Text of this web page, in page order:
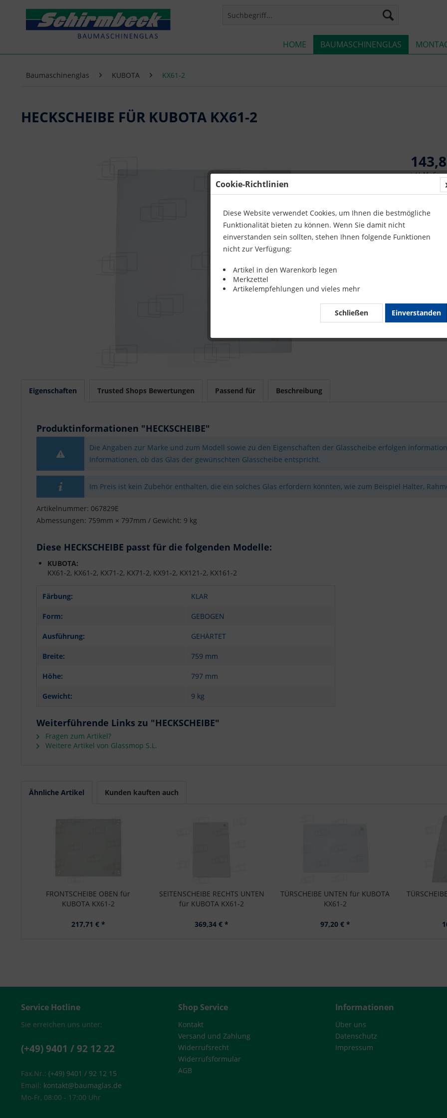
HOME BAUMASCHINENGLAS
Baumaschinenglas KUBOTA KX61-2
HECKSCHEIBE FÜR KUBOTA KX61-2
inkl. MwSt.
Sofort
Merken
Eigenschaften Trusted Shops Bewertungen Passend für Beschreibung
Produktinformationen "HECKSCHEIBE"
Die Angaben zur Marke und zum Modell sowie zu den Eigenschaften der Glasscheibe erfolgen
Informationen, ob das Glas der gewünschten Glasscheibe entspricht.
Im Preis ist kein Zubehör enthalten, die ein solches Glas erfordern könnten, wie zum Beispiel Halter,
Artikelnummer: 067829E
Abmessungen: 759mm × 797mm / Gewicht: 9 kg
Diese HECKSCHEIBE passt für die folgenden Modelle:
KUBOTA:
KX61-2, KX61-2, KX71-2, KX71-2, KX91-2, KX121-2, KX161-2
Färbung: KLAR
Form: GEBOGEN
Ausführung: GEHÄRTET
Breite: 759 mm
Höhe: 797 mm
Gewicht: 9 kg
Weiterführende Links zu "HECKSCHEIBE"
Fragen zum Artikel?
Weitere Artikel von Glassmop S.L.
Ähnliche Artikel Kunden kauften auch
FRONTSCHEIBE OBEN für
KUBOTA KX61-2
217,71 € *
SEITENSCHEIBE RECHTS UNTEN
für KUBOTA KX61-2
369,34 € *
TÜRSCHEIBE UNTEN für KUBOTA
KX61-2
97,20 € *
Service Hotline
Sie erreichen uns unter:
(+49) 9401 / 92 12 22
Fax.Nr.: (+49) 9401 / 92 12 15
Email: kontakt@baumaglas.de
Mo-Fr, 08:00 - 17:00 Uhr
Shop Service
Kontakt
Versand und Zahlung
Widerrufsrecht
Widerrufsformular
AGB
Informationen
Über uns
Datenschutz
Impressum
Cookie-Richtlinien
Diese Website verwendet Cookies, um Ihnen die bestmögliche
Funktionalität bieten zu können. Wenn Sie damit nicht
einverstanden sein sollten, stehen Ihnen folgende Funktionen
nicht zur Verfügung:
Artikel in den Warenkorb legen
Merkzettel
Artikelempfehlungen und vieles mehr
Einverstanden
Schließen